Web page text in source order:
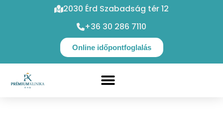
2030 Érd Szabadság tér 12
+36 30 286 7110
Online időpontfoglalás